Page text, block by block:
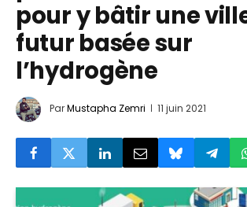
pour y bâtir une
futur basée sur
l’hydrogène
ParMustapha Zemri 11 juin 2021